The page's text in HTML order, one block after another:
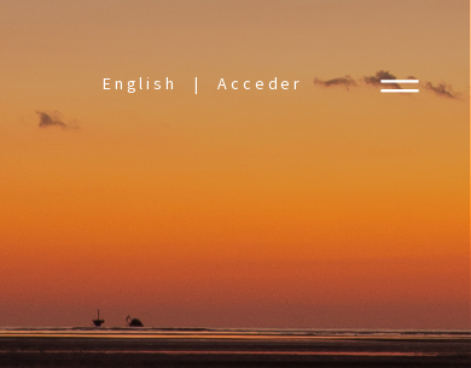
English Acceder